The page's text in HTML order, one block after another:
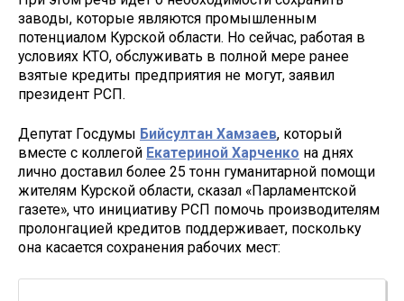
заводы, которые являются промышленным
потенциалом Курской области. Но сейчас, работая в
условиях КТО, обслуживать в полной мере ранее
взятые кредиты предприятия не могут, заявил
президент РСП.
Депутат Госдумы Бийсултан Хамзаев, который
вместе с коллегой Екатериной Харченко на днях
лично доставил более 25 тонн гуманитарной помощи
жителям Курской области, сказал «Парламентской
газете», что инициативу РСП помочь производителям
пролонгацией кредитов поддерживает, поскольку
она касается сохранения рабочих мест: